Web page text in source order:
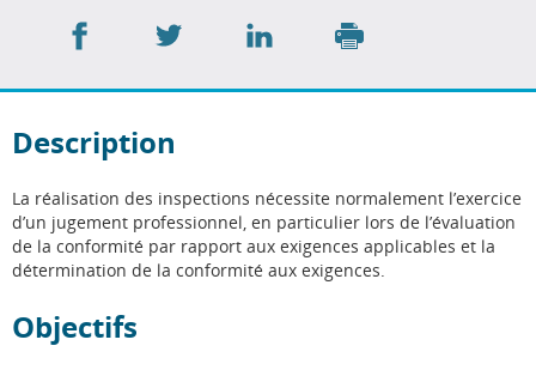
Partager
Partager
Partager
Description
La réalisation des inspections nécessite normalement l’exercice
d’un jugement professionnel, en particulier lors de l’évaluation
de la conformité par rapport aux exigences applicables et la
détermination de la conformité aux exigences.
Objectifs